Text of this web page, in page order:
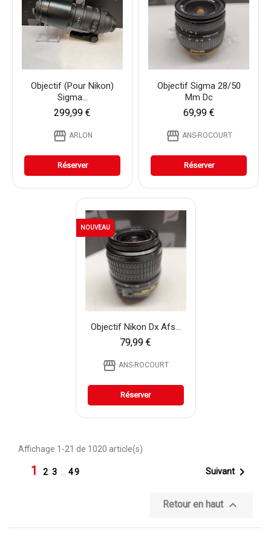
Objectif (pour Nikon)
Sigma...
299,99 €
storefront ARLON
Réserver
Objectif Sigma 28/50
Mm Dc
69,99 €
storefront ANS-ROCOURT
Réserver
Objectif Nikon Dx Afs...
79,99 €
storefront ANS-ROCOURT
Réserver
NOUVEAU
Affichage 1-21 de 1020 article(s)
1 2 3 49 Suivant 
Retour en haut 